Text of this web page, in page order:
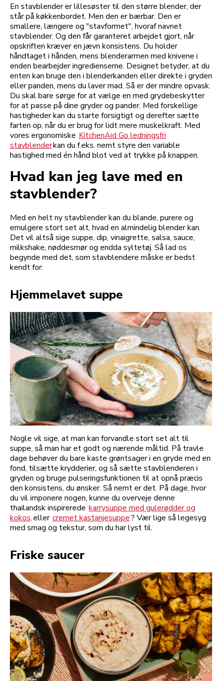
En stavblender er lillesøster til den større blender, der
står på køkkenbordet. Men den er bærbar. Den er
smallere, længere og "stavformet", hvoraf navnet
stavblender. Og den får garanteret arbejdet gjort, når
opskriften kræver en jævn konsistens. Du holder
håndtaget i hånden, mens blenderarmen med knivene i
enden bearbejder ingredienserne. Designet betyder, at du
enten kan bruge den i blenderkanden eller direkte i gryden
eller panden, mens du laver mad. Så er der mindre opvask.
Du skal bare sørge for at vælge en med grydebeskytter
for at passe på dine gryder og pander. Med forskellige
hastigheder kan du starte forsigtigt og derefter sætte
farten op, når du er brug for lidt mere muskelkraft. Med
vores ergonomiske KitchenAid Go ledningsfri
stavblenderkan du f.eks. nemt styre den variable
hastighed med én hånd blot ved at trykke på knappen.
Hvad kan jeg lave med en
stavblender?
Med en helt ny stavblender kan du blande, purere og
emulgere stort set alt, hvad en almindelig blender kan.
Det vil altså sige suppe, dip, vinaigrette, salsa, sauce,
milkshake, nøddesmør og endda syltetøj. Så lad os
begynde med det, som stavblendere måske er bedst
kendt for:
Hjemmelavet suppe
Nogle vil sige, at man kan forvandle stort set alt til
suppe, så man har et godt og nærende måltid. På travle
dage behøver du bare kaste grøntsager i en gryde med en
fond, tilsætte krydderier, og så sætte stavblenderen i
gryden og bruge pulseringsfunktionen til at opnå præcis
den konsistens, du ønsker. Så nemt er det. På dage, hvor
du vil imponere nogen, kunne du overveje denne
thailandsk inspirerede karrysuppe med gulerødder og
kokos,eller cremet kastanjesuppe? Vær lige så legesyg
med smag og tekstur, som du har lyst til.
Friske saucer